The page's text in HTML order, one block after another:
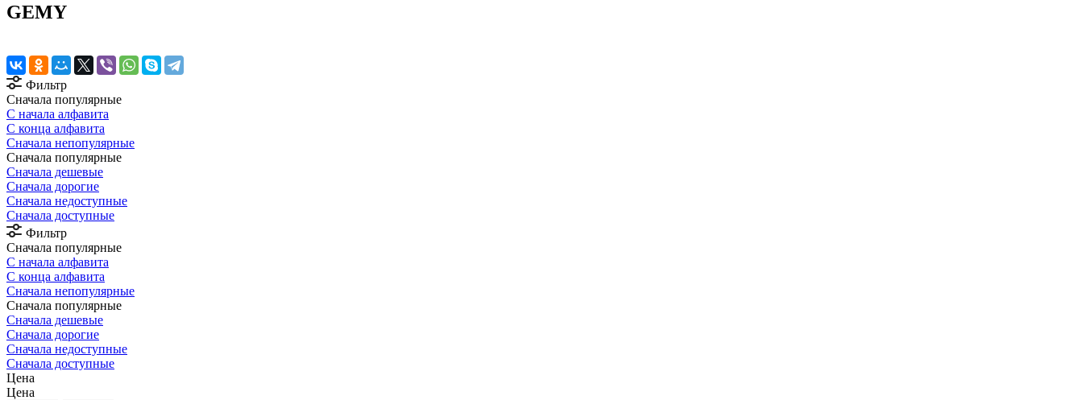
GEMY
Фильтр
Сначала популярные
С начала алфавита
С конца алфавита
Сначала непопулярные
Сначала популярные
Сначала дешевые
Сначала дорогие
Сначала недоступные
Сначала доступные
Фильтр
Сначала популярные
С начала алфавита
С конца алфавита
Сначала непопулярные
Сначала популярные
Сначала дешевые
Сначала дорогие
Сначала недоступные
Сначала доступные
Цена
Цена